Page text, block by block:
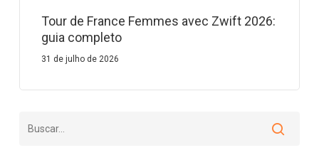
Tour de France Femmes avec Zwift 2026:
guia completo
31 de julho de 2026